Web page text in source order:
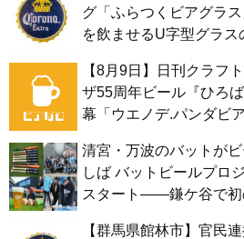
グ「ふらつくビアグラ
を飲ませるU字型グラ
【8月9日】日刊クラフ
ザ55周年ビール『ひろ
幕「ウエノデ.パンダビ
清宮・万波のバットが
しば バットビールプロ
スタート——鎌ケ谷で初
【群馬県館林市】官民